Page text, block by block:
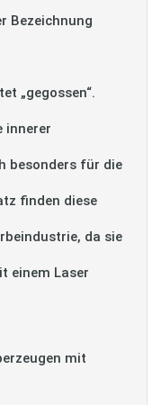
Bezeichnung
„gegossen“.
innerer
besonders für die
finden diese
da sie
einem Laser
mit